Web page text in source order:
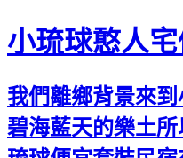
小琉球憨人
我們離鄉背景來
碧海藍天的樂土